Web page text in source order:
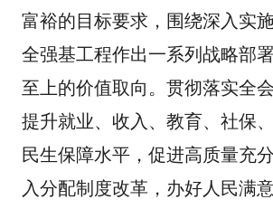
富裕的目标要求，围绕深入实
全强基工程作出一系列战略部
至上的价值取向。贯彻落实全
提升就业、收入、教育、社保
民生保障水平，促进高质量充
入分配制度改革，办好人民满